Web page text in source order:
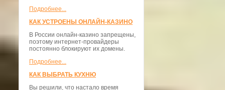
Подробнее...
КАК УСТРОЕНЫ ОНЛАЙН-КАЗИНО
В России онлайн-казино запрещены,
поэтому интернет-провайдеры
постоянно блокируют их домены.
Подробнее...
КАК ВЫБРАТЬ КУХНЮ
Вы решили, что настало время